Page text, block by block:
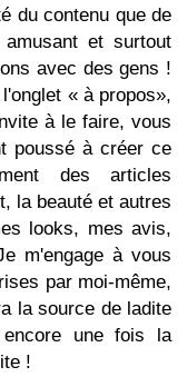
du contenu que de
et surtout
avec des gens !
« à propos»,
à le faire, vous
poussé à créer ce
des articles
la beauté et autres
looks, mes avis,
m'engage à vous
par moi-même,
la source de ladite
une fois la
!